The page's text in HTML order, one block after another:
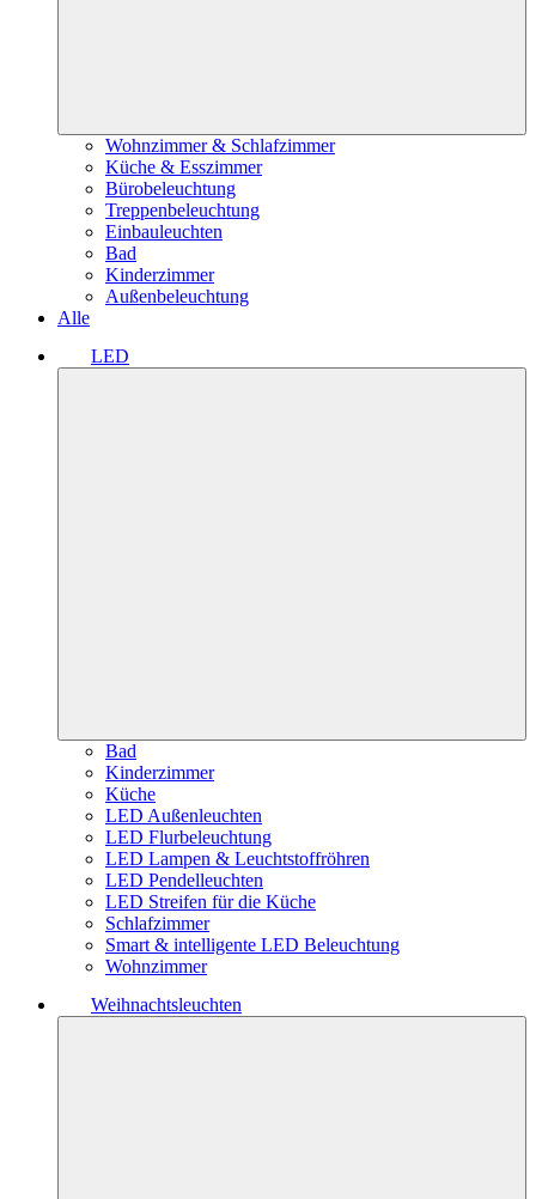
Wohnzimmer & Schlafzimmer
Küche & Esszimmer
Bürobeleuchtung
Treppenbeleuchtung
Einbauleuchten
Bad
Kinderzimmer
Außenbeleuchtung
Alle
LED
Bad
Kinderzimmer
Küche
LED Außenleuchten
LED Flurbeleuchtung
LED Lampen & Leuchtstoffröhren
LED Pendelleuchten
LED Streifen für die Küche
Schlafzimmer
Smart & intelligente LED Beleuchtung
Wohnzimmer
Weihnachtsleuchten